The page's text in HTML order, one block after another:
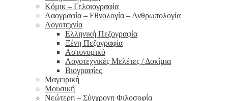
Κόμικ – Γελοιογραφία
Λαογραφία – Εθνολογία – Ανθρωπολογία
Λογοτεχνία
Ελληνική Πεζογραφία
Ξένη Πεζογραφία
Αστυνομικό
Λογοτεχνικές Μελέτες / Δοκίμια
Βιογραφίες
Μαγειρική
Μουσική
Νεώτερη – Σύγχρονη Φιλοσοφία